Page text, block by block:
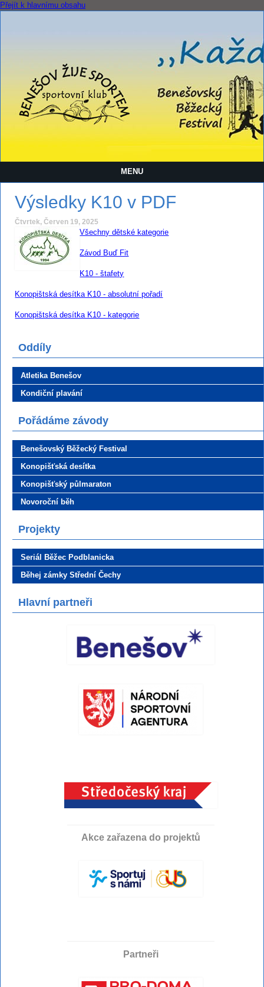
Přejít k hlavnímu obsahu
MENU
Výsledky K10 v PDF
Čtvrtek, Červen 19, 2025
Všechny dětské kategorie
Závod Buď Fit
K10 - štafety
Konopištská desítka K10 - absolutní pořadí
Konopištská desítka K10 - kategorie
Oddíly
Atletika Benešov
Kondiční plavání
Pořádáme závody
Benešovský Běžecký Festival
Konopišťská desítka
Konopišťský půlmaraton
Novoroční běh
Projekty
Seriál Běžec Podblanicka
Běhej zámky Střední Čechy
Hlavní partneři
Akce zařazena do projektů
Partneři